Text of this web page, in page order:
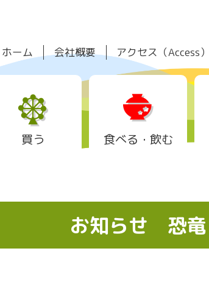
ホーム 会社概要 アクセス（Access）
買う 食べる・飲む
お知らせ 恐竜